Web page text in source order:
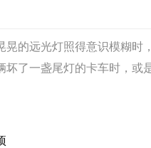
晃的远光灯照得意识模糊时
坏了一盏尾灯的卡车时，或
行驶，最后意识到那只是因
人们用灯…